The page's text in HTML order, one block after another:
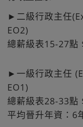
►二級行政主任
EO2)
總薪級表15-27
►一級行政主任
EO1)
總薪級表28-33
平均晉升年資：6